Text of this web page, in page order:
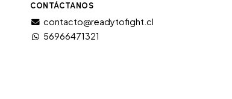
CONTÁCTANOS
contacto@readytofight.cl
56966471321